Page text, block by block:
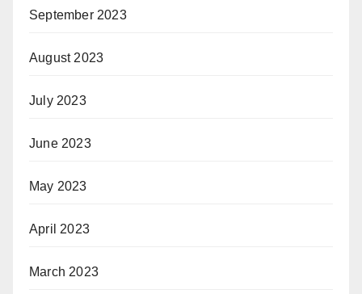
September 2023
August 2023
July 2023
June 2023
May 2023
April 2023
March 2023